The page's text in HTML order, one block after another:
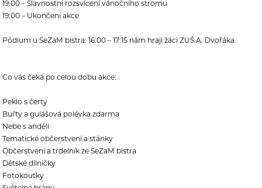
19:00 – Slavnostní rozsvícení vánočního stromu
19:00 – Ukončení akce
Pódium u SeZaM bistra: 16:00 – 17:15 nám hrají žáci ZUŠ A. Dvořáka
Co vás čeká po celou dobu akce:
Peklo s čerty
Buřty a gulášová polévka zdarma
Nebe s anděli
Tematické občerstvení a stánky
Občerstvení a trdelník ze SeZaM bistra
Dětské dílničky
Fotokoutky